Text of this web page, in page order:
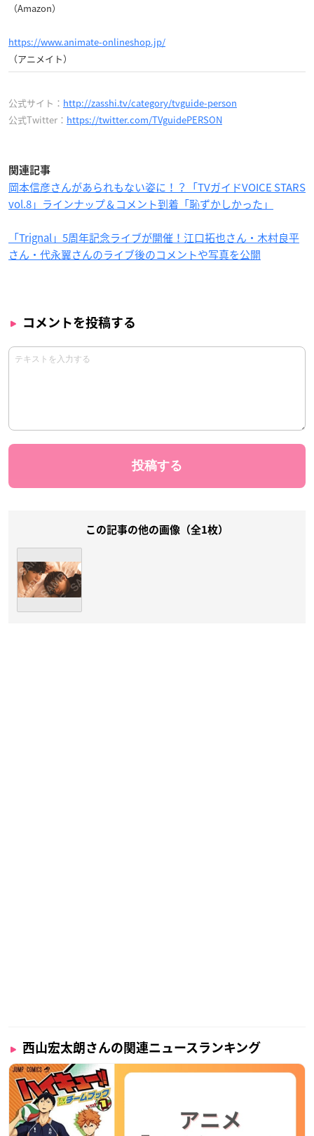
（Amazon）
https://www.animate-onlineshop.jp/
（アニメイト）
公式サイト： http://zasshi.tv/category/tvguide-person
公式Twitter： https://twitter.com/TVguidePERSON
関連記事
岡本信彦さんがあられもない姿に！？「TVガイドVOICE STARS
vol.8」ラインナップ＆コメント到着「恥ずかしかった」
「Trignal」5周年記念ライブが開催！江口拓也さん・木村良平
さん・代永翼さんのライブ後のコメントや写真を公開
コメントを投稿する
この記事の他の画像（全1枚）
西山宏太朗さんの関連ニュースランキング